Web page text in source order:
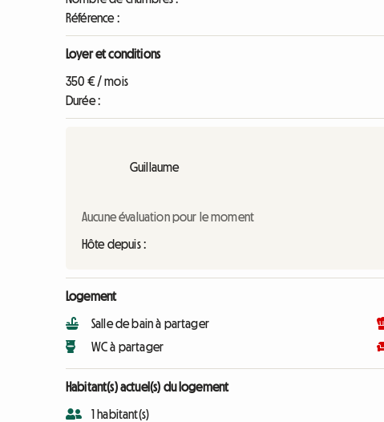
Référence :
Loyer et conditions
350 € / mois
Durée :
Guillaume
Aucune évaluation pour le moment
Hôte depuis :
Logement
Salle de bain à partager
WC à partager
Habitant(s) actuel(s) du logement
1 habitant(s)